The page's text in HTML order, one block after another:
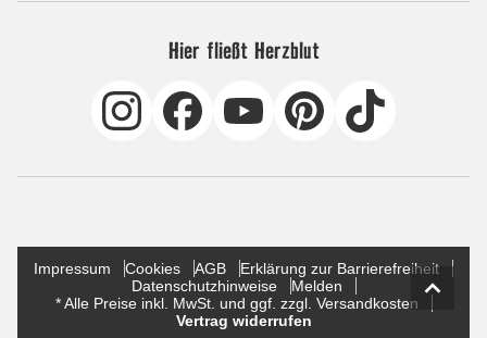
Hier fließt Herzblut
Impressum Cookies AGB
Erklärung zur Barrierefreiheit
Datenschutzhinweise
Melden
* Alle Preise inkl. MwSt. und ggf. zzgl. Versandkosten
Vertrag widerrufen